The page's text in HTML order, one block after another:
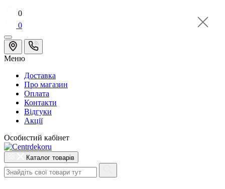
0
0
Меню
Доставка
Про магазин
Оплата
Контакти
Відгуки
Акції
Особистий кабінет
Каталог товарів